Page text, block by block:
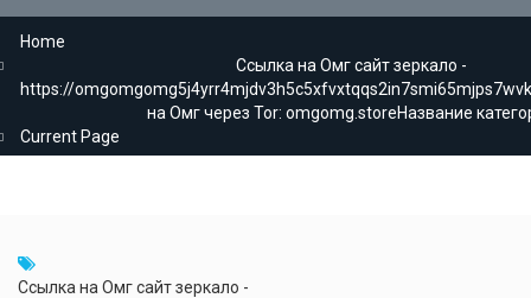
Home
Ссылка на Омг сайт зеркало -
https://
на Омг через Tor: omgomg.storeНазвание
Current Page
Ссылка на Омг сайт зеркало -